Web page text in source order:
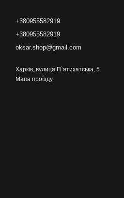
+380955582919
+380955582919
oksar.shop@gmail.com
Харків, вулиця П`ятихатська, 5
Мапа проїзду